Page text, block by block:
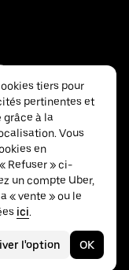
tiers pour
pertinentes et
grâce à la
Vous
en
Refuser » ci-
un compte Uber,
« vente » ou le
ici.
l'option OK